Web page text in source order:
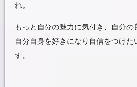
れ。
もっと自分の魅力に気付き、自分の
自分自身を好きになり自信をつけた
す。